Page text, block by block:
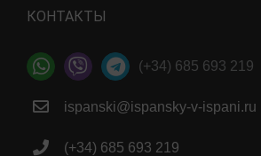
КОНТАКТЫ
(+34) 685 693 219
ispanski@ispansky-v-ispani.ru
(+34) 685 693 219